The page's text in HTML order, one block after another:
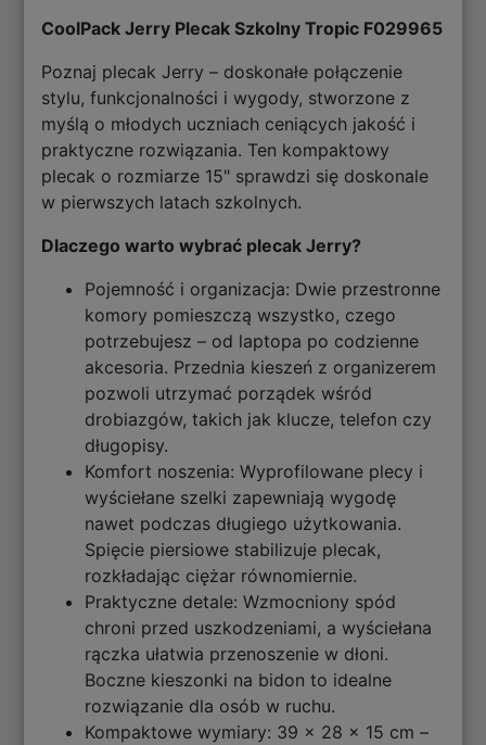
CoolPack Jerry Plecak Szkolny Tropic F029965
Poznaj plecak Jerry – doskonałe połączenie
stylu, funkcjonalności i wygody, stworzone z
myślą o młodych uczniach ceniących jakość i
praktyczne rozwiązania. Ten kompaktowy
plecak o rozmiarze 15" sprawdzi się doskonale
w pierwszych latach szkolnych.
Dlaczego warto wybrać plecak Jerry?
Pojemność i organizacja: Dwie przestronne
komory pomieszczą wszystko, czego
potrzebujesz – od laptopa po codzienne
akcesoria. Przednia kieszeń z organizerem
pozwoli utrzymać porządek wśród
drobiazgów, takich jak klucze, telefon czy
długopisy.
Komfort noszenia: Wyprofilowane plecy i
wyściełane szelki zapewniają wygodę
nawet podczas długiego użytkowania.
Spięcie piersiowe stabilizuje plecak,
rozkładając ciężar równomiernie.
Praktyczne detale: Wzmocniony spód
chroni przed uszkodzeniami, a wyściełana
rączka ułatwia przenoszenie w dłoni.
Boczne kieszonki na bidon to idealne
rozwiązanie dla osób w ruchu.
Kompaktowe wymiary: 39 x 28 x 15 cm –